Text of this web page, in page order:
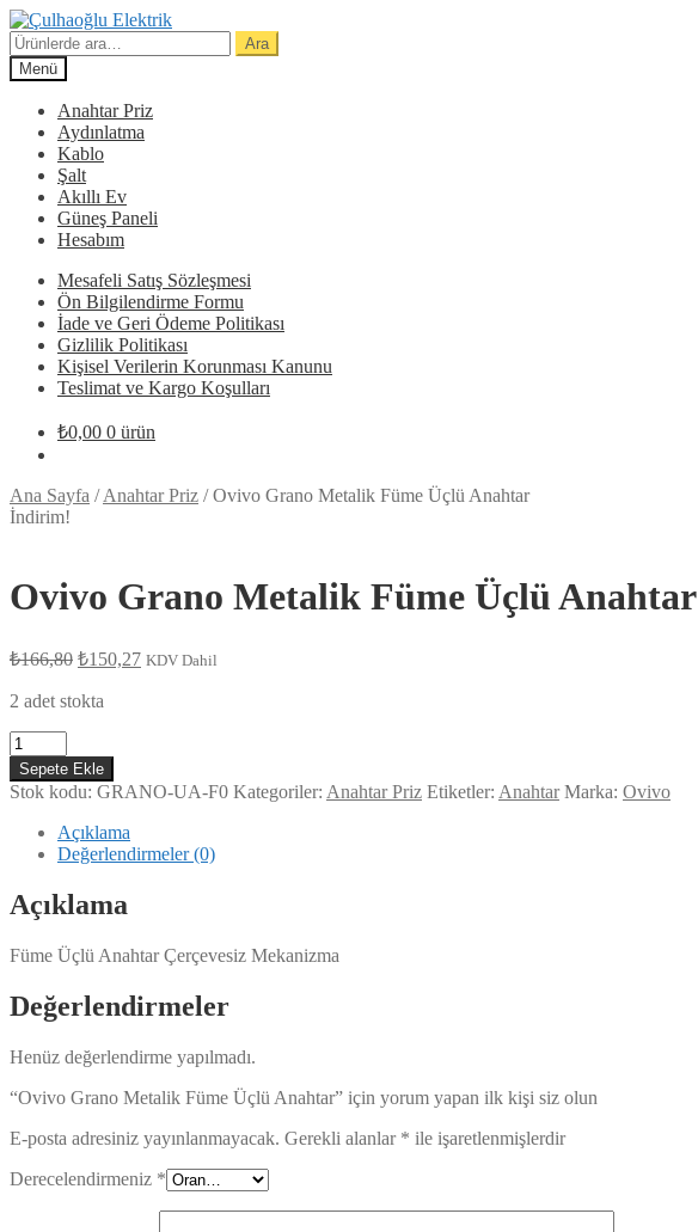
Dolaşıma
geç
İçeriğe
geç
Ara:
Ara
Menü
Anahtar Priz
Aydınlatma
Kablo
Şalt
Akıllı Ev
Güneş Paneli
Hesabım
Mesafeli Satış Sözleşmesi
Ön Bilgilendirme Formu
İade ve Geri Ödeme Politikası
Gizlilik Politikası
Kişisel Verilerin Korunması Kanunu
Teslimat ve Kargo Koşulları
₺0,00 0 ürün
Ana Sayfa /Anahtar Priz /Ovivo Grano Metalik Füme Üçlü Anahtar
İndirim!
Ovivo Grano Metalik Füme Üçlü Anahtar
₺166,80 Orijinal
₺166,80.
₺150,27Şu
KDV Dahil
2 adet stokta
Ovivo
Grano
Metalik
Füme
Üçlü
Anahtar
Sepete Ekle
Stok kodu: GRANO-UA-F0 Kategoriler: Anahtar Priz Etiketler: Anahtar Marka: Ovivo
Açıklama
Değerlendirmeler (0)
Açıklama
Füme Üçlü Anahtar Çerçevesiz Mekanizma
Değerlendirmeler
Henüz değerlendirme yapılmadı.
“Ovivo Grano Metalik Füme Üçlü Anahtar” için yorum yapan ilk kişi siz olun
E-posta adresiniz yayınlanmayacak. Gerekli alanlar * ile işaretlenmişlerdir
Derecelendirmeniz *